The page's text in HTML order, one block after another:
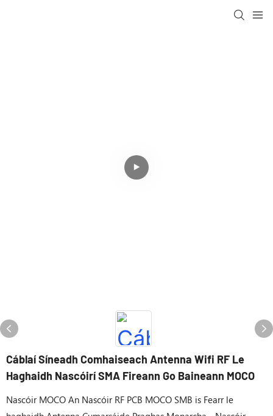
Cáblaí Síneadh Comhaiseach Antenna Wifi RF Le
Haghaidh Nascóirí SMA Fireann Go Baineann MOCO
Nascóir MOCO An Nascóir RF PCB MOCO SMB is Fearr le